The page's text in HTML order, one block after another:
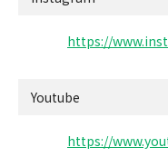
https://
Youtube
https://